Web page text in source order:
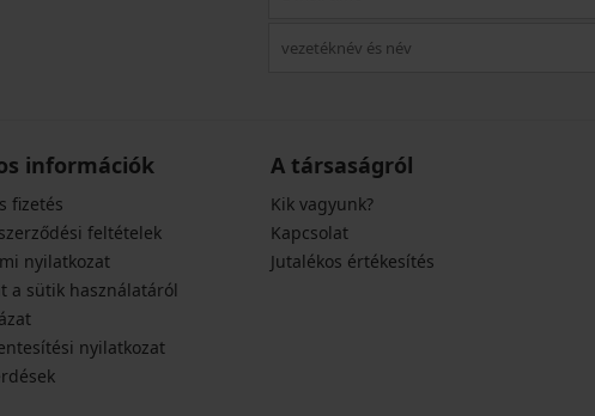
információk
fizetés
feltételek
nyilatkozat
a sütik használatáról
nyilatkozat
A társaságról
Kik vagyunk?
Kapcsolat
Jutalékos értékesítés